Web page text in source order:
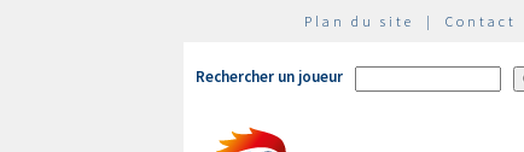
Plan du site | Contact
Rechercher un joueur